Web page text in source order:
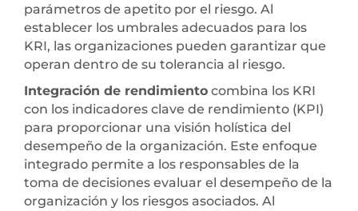
parámetros de apetito por el riesgo. Al
establecer los umbrales adecuados para los
KRI, las organizaciones pueden garantizar que
operan dentro de su tolerancia al riesgo.
Integración de rendimiento combina los KRI
con los indicadores clave de rendimiento (KPI)
para proporcionar una visión holística del
desempeño de la organización. Este enfoque
integrado permite a los responsables de la
toma de decisiones evaluar el desempeño de la
organización y los riesgos asociados. Al